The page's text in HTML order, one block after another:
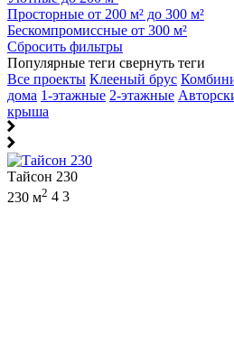
Просторные от 200 м² до 300 м²
Бескомпромиссные от 300 м²
Сбросить фильтры
Популярные теги свернуть теги
Все проекты Клееный брус
дома 1-этажные 2-этажные
крыша
Тайсон 230
230 м2 4 3